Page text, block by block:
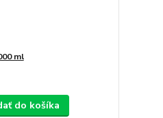
ml
do košíka